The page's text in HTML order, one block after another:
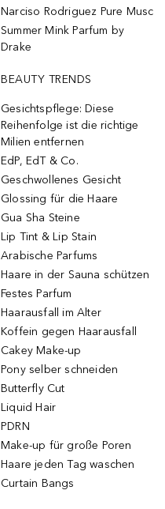
Narciso Rodriguez Pure Musc
Summer Mink Parfum by
Drake
BEAUTY TRENDS
Gesichtspflege: Diese
Reihenfolge ist die richtige
Milien entfernen
EdP, EdT & Co.
Geschwollenes Gesicht
Glossing für die Haare
Gua Sha Steine
Lip Tint & Lip Stain
Arabische Parfums
Haare in der Sauna schützen
Festes Parfum
Haarausfall im Alter
Koffein gegen Haarausfall
Cakey Make-up
Pony selber schneiden
Butterfly Cut
Liquid Hair
PDRN
Make-up für große Poren
Haare jeden Tag waschen
Curtain Bangs